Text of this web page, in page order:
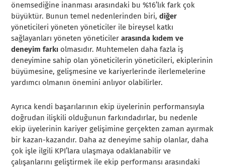
önemsediğine inanması arasındaki bu %16’lık fark çok
büyüktür. Bunun temel nedenlerinden biri, diğer
yöneticileri yöneten yöneticiler ile bireysel katkı
sağlayanları yöneten yöneticiler arasında kıdem ve
deneyim farkı olmasıdır. Muhtemelen daha fazla iş
deneyimine sahip olan yöneticilerin yöneticileri, ekiplerinin
büyümesine, gelişmesine ve kariyerlerinde ilerlemelerine
yardımcı olmanın önemini anlıyor olabilirler.
Ayrıca kendi başarılarının ekip üyelerinin performansıyla
doğrudan ilişkili olduğunun farkındadırlar, bu nedenle
ekip üyelerinin kariyer gelişimine gerçekten zaman ayırmak
bir kazan-kazandır. Daha az deneyime sahip olanlar, daha
çok işle ilgili KPI’lara ulaşmaya odaklanabilir ve
çalışanlarını geliştirmek ile ekip performansı arasındaki